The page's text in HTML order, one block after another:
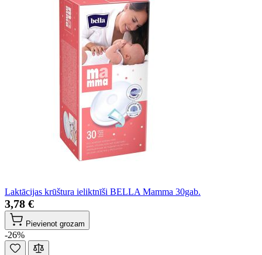
Laktācijas krūštura ieliktnīši BELLA Mamma 30gab.
3,78 €
Pievienot grozam
-26%